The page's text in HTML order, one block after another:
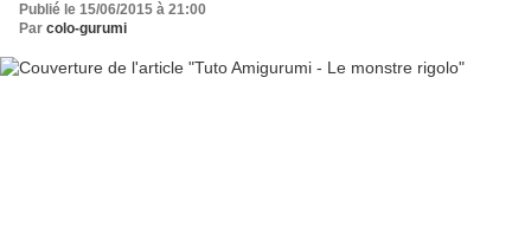
Publié le 15/06/2015 à 21:00
Par colo-gurumi